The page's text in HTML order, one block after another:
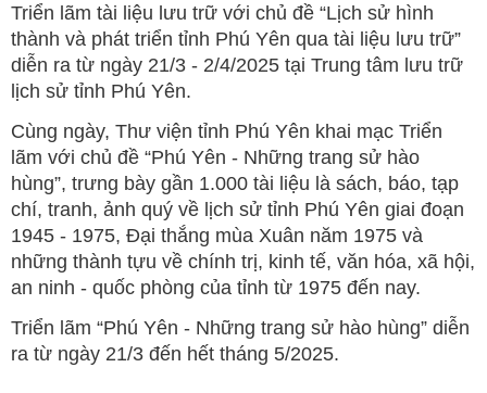
Triển lãm tài liệu lưu trữ với chủ đề “Lịch sử hình
thành và phát triển tỉnh Phú Yên qua tài liệu lưu trữ”
diễn ra từ ngày 21/3 - 2/4/2025 tại Trung tâm lưu trữ
lịch sử tỉnh Phú Yên.
Cùng ngày, Thư viện tỉnh Phú Yên khai mạc Triển
lãm với chủ đề “Phú Yên - Những trang sử hào
hùng”, trưng bày gần 1.000 tài liệu là sách, báo, tạp
chí, tranh, ảnh quý về lịch sử tỉnh Phú Yên giai đoạn
1945 - 1975, Đại thắng mùa Xuân năm 1975 và
những thành tựu về chính trị, kinh tế, văn hóa, xã hội,
an ninh - quốc phòng của tỉnh từ 1975 đến nay.
Triển lãm “Phú Yên - Những trang sử hào hùng” diễn
ra từ ngày 21/3 đến hết tháng 5/2025.